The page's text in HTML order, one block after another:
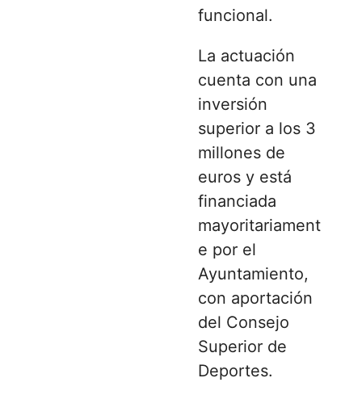
funcional.
La actuación
cuenta con una
inversión
superior a los 3
millones de
euros y está
financiada
mayoritariament
e por el
Ayuntamiento,
con aportación
del Consejo
Superior de
Deportes.